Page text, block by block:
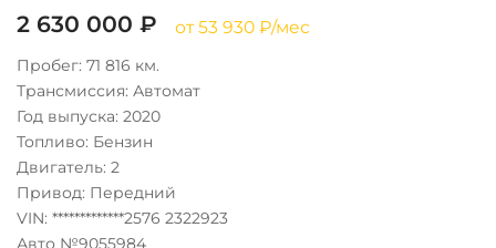
2 630 000 ₽ от 53 930 ₽/мес
Пробег: 71 816 км.
Трансмиссия: Автомат
Год выпуска: 2020
Топливо: Бензин
Двигатель: 2
Привод: Передний
VIN: *************2576 2322923
Авто №9055984